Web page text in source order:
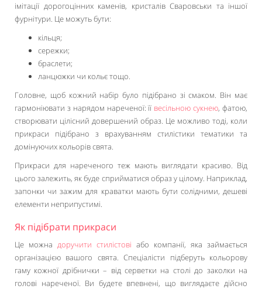
імітації дорогоцінних каменів, кристалів Сваровськи та іншої
фурнітури. Це можуть бути:
кільця;
сережки;
браслети;
ланцюжки чи кольє тощо.
Головне, щоб кожний набір було підібрано зі смаком. Він має
гармоніювати з нарядом нареченої: її весільною сукнею, фатою,
створювати цілісний довершений образ. Це можливо тоді, коли
прикраси підібрано з врахуванням стилістики тематики та
домінуючих кольорів свята.
Прикраси для нареченого теж мають виглядати красиво. Від
цього залежить, як буде сприйматися образ у цілому. Наприклад,
запонки чи зажим для краватки мають бути солідними, дешеві
елементи неприпустимі.
Як підібрати прикраси
Це можна доручити стилістові або компанії, яка займається
організацією вашого свята. Спеціалісти підберуть кольорову
гаму кожної дрібнички – від серветки на столі до заколки на
голові нареченої. Ви будете впевнені, що виглядаєте дійсно